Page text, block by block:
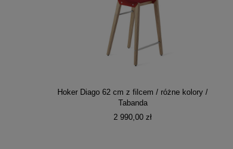
Hoker Diago 62 cm z filcem / różne kolory /
Tabanda
2 990,00 zł